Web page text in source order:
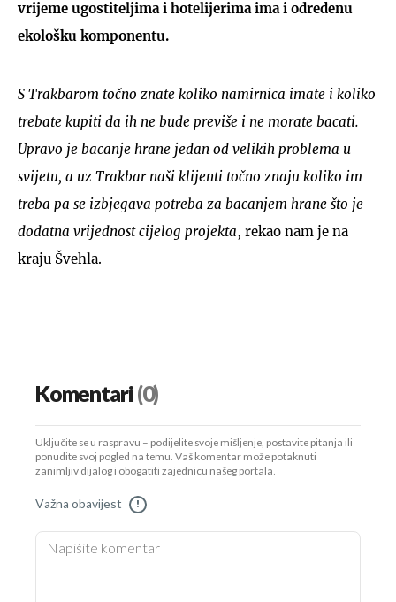
vrijeme ugostiteljima i hotelijerima ima i određenu
ekološku komponentu.
S Trakbarom točno znate koliko namirnica imate i koliko
trebate kupiti da ih ne bude previše i ne morate bacati.
Upravo je bacanje hrane jedan od velikih problema u
svijetu, a uz Trakbar naši klijenti točno znaju koliko im
treba pa se izbjegava potreba za bacanjem hrane što je
dodatna vrijednost cijelog projekta, rekao nam je na
kraju Švehla.
Komentari(0)
Uključite se u raspravu – podijelite svoje mišljenje, postavite pitanja ili
ponudite svoj pogled na temu. Vaš komentar može potaknuti
zanimljiv dijalog i obogatiti zajednicu našeg portala.
Važna obavijest !